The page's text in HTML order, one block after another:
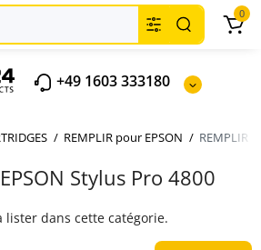
+49 1603 333180
0
REMPLIR pour EPSON REMPLIR
Stylus Pro 4800
lister dans cette catégorie.